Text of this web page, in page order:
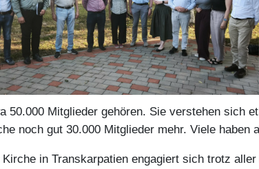
50.000 Mitglieder gehören. Sie verstehen sich
noch gut 30.000 Mitglieder mehr. Viele
Kirche in Transkarpatien engagiert sich trotz